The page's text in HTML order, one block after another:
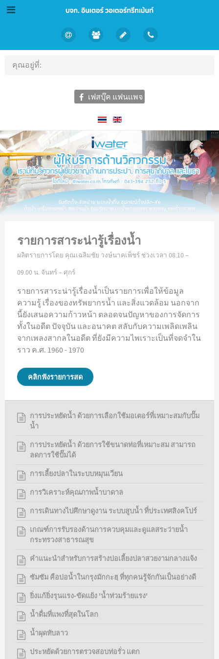
คุณอยู่ที่:
เฟสบุ๊ค แฟนเเพจ
›
‹
รายการสาระน่ารู้เรื่องน้ำ
ผลิตรายการโดย คุณเฉลิมชัย วงษ์นาคเพ็ชร์ ช่วงเวลา 08.10 –
09.00 น. จันทร์ – ศุกร์
รายการสาระน่ารู้เรื่องน้ำเป็นรายการเพื่อให้ข้อมูล
ความรู้ เรื่องของทรัพยากรน้ำ และสิ่งแวดล้อม นอกจาก
นี้ยังเสนอความก้าวหน้า ตลอดจนปัญหาของการจัดการ
ทั้งในอดีต ปัจจุบัน และอนาคต สลับกับความเพลิดเพลิน
จากเพลงสากลในอดีต ที่ยังมีความไพเราะเป็นที่จดจำใน
ราว ค.ศ. 1960 - 1970
คลิกฟังรายการสด
การประหยัดน้ำ ด้วยการเลือกใช้มอเตอร์ที่เหมาะสมกับปั๊ม
น้ำ
การประหยัดน้ำ ด้วยการใช้ขนาดท่อที่เหมาะสม สามารถ
ลดการใช้ปั๊มได้
การเลี้ยงปลาในระบบหมุนเวียน
การวิเคราะห์คุณภาพน้ำบาดาล
การเดินทางไปศึกษาดูงาน ระบบสูบน้ำ ที่ประเทศสิงคโปร์
เกณฑ์การรับรองด้านการควบคุมและดูแลสระว่ายน้ำ
กระทรวงสาธารณสุข
คำแนะนำสำหรับการสร้างบ่อเลี้ยงปลาสวยงามกลางแจ้ง
ซัมซัม คือบ่อน้ำในกรุงมักกะฮฺ ที่ทุกคนรู้จักกันเป็นอย่างดี
ยิ่งแก้ยิ่งรุนแรง-ขัดแย้ง 'น้ำท่วมร้ายแรง'
น้ำดื่มที่แพงที่สุดในโลก
น้ำผุดทับลาว
ประหยัดด้วยการตรวจสอบท่อรั่ว แตก